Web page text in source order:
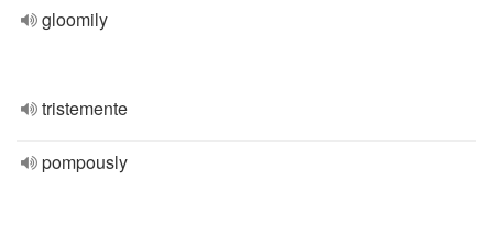
gloomily
tristemente
pompously